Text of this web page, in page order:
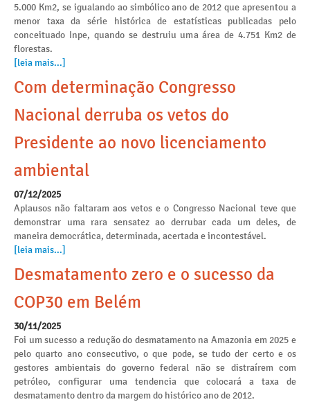
5.000 Km2, se igualando ao simbólico ano de 2012 que apresentou a
menor taxa da série histórica de estatísticas publicadas pelo
conceituado Inpe, quando se destruiu uma área de 4.751 Km2 de
florestas.
[leia mais...]
Com determinação Congresso
Nacional derruba os vetos do
Presidente ao novo licenciamento
ambiental
07/12/2025
Aplausos não faltaram aos vetos e o Congresso Nacional teve que
demonstrar uma rara sensatez ao derrubar cada um deles, de
maneira democrática, determinada, acertada e incontestável.
[leia mais...]
Desmatamento zero e o sucesso da
COP30 em Belém
30/11/2025
Foi um sucesso a redução do desmatamento na Amazonia em 2025 e
pelo quarto ano consecutivo, o que pode, se tudo der certo e os
gestores ambientais do governo federal não se distraírem com
petróleo, configurar uma tendencia que colocará a taxa de
desmatamento dentro da margem do histórico ano de 2012.